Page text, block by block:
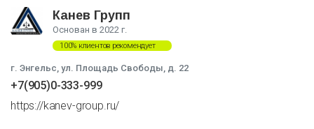
Канев Групп
Основан в 2022 г.
100% клиентов рекомендует
г. Энгельс, ул. Площадь Свободы, д. 22
+7(905)0-333-999
https://kanev-group.ru/